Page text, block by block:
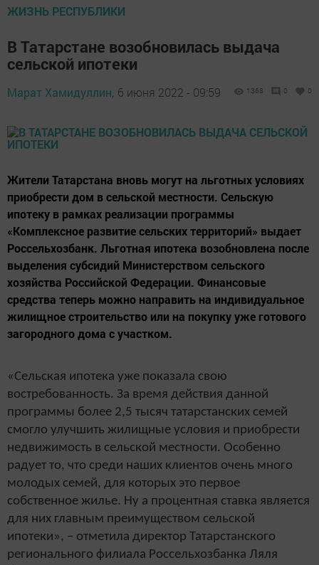
ЖИЗНЬ РЕСПУБЛИКИ
В Татарстане возобновилась выдача
сельской ипотеки
Марат Хамидуллин, 6 июня 2022 - 09:59 1368 0 0
Жители Татарстана вновь могут на льготных условиях
приобрести дом в сельской местности. Сельскую
ипотеку в рамках реализации программы
«Комплексное развитие сельских территорий» выдает
Россельхозбанк. Льготная ипотека возобновлена после
выделения субсидий Министерством сельского
хозяйства Российской Федерации. Финансовые
средства теперь можно направить на индивидуальное
жилищное строительство или на покупку уже готового
загородного дома с участком.
«Сельская ипотека уже показала свою
востребованность. За время действия данной
программы более 2,5 тысяч татарстанских семей
смогло улучшить жилищные условия и приобрести
недвижимость в сельской местности. Особенно
радует то, что среди наших клиентов очень много
молодых семей, для которых это первое
собственное жилье. Ну а процентная ставка является
для них главным преимуществом сельской
ипотеки», – отметила директор Татарстанского
регионального филиала Россельхозбанка Ляля